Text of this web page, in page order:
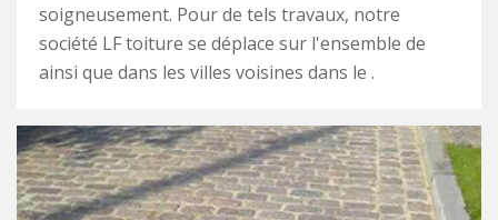
soigneusement. Pour de tels travaux, notre
société LF toiture se déplace sur l'ensemble de
ainsi que dans les villes voisines dans le .